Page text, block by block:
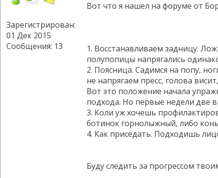
Зарегистрирован:
01 Дек 2015
Сообщения: 13
Вот что я нашел на форуме от
1. Восстанавливаем задницу.
полупопицы напрягались
2. Поясница. Садимся на попу,
не напрягаем пресс, голова
Вот это положение начала
подхода. Но первые недели две
3. Коли уж хочешь
ботинок горнолыжный, либо
4. Как приседать. Подходишь
Буду следить за прогрессом